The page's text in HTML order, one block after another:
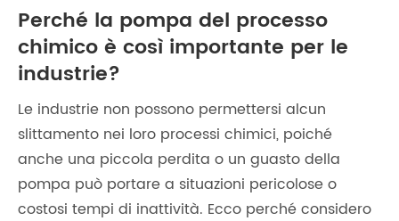
Perché la pompa del processo
chimico è così importante per le
industrie?
Le industrie non possono permettersi alcun
slittamento nei loro processi chimici, poiché
anche una piccola perdita o un guasto della
pompa può portare a situazioni pericolose o
costosi tempi di inattività. Ecco perché considero